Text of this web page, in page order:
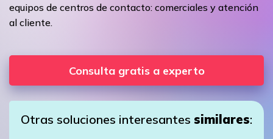
equipos de centros de contacto: comerciales y atención
al cliente.
Consulta gratis a experto
Otras soluciones interesantes similares: